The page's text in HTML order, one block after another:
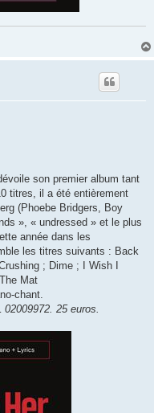
son premier album tant
titres, il a été entièrement
(Phoebe Bridgers, Boy
», « undressed » et le plus
année dans les
les titres suivants : Back
; Dime ; I Wish I
Mat
chant.
25 euros.